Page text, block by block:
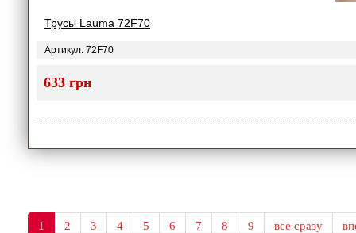
Трусы Lauma 72F70
Артикул: 72F70
633 грн
1 2 3 4 5 6 7 8 9 все сразу